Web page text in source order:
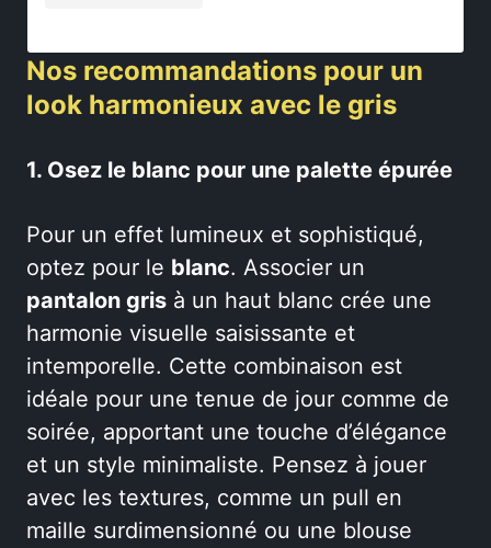
Nos recommandations pour un
look harmonieux avec le gris
1. Osez le blanc pour une palette épurée
Pour un effet lumineux et sophistiqué,
optez pour le blanc. Associer un
pantalon gris à un haut blanc crée une
harmonie visuelle saisissante et
intemporelle. Cette combinaison est
idéale pour une tenue de jour comme de
soirée, apportant une touche d’élégance
et un style minimaliste. Pensez à jouer
avec les textures, comme un pull en
maille surdimensionné ou une blouse